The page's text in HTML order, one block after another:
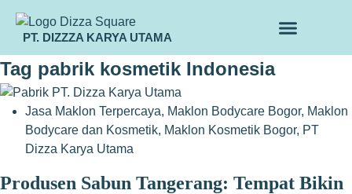
PT. DIZZZA KARYA UTAMA
Tag pabrik kosmetik Indonesia
Jasa Maklon Terpercaya, Maklon Bodycare Bogor, Maklon
Bodycare dan Kosmetik, Maklon Kosmetik Bogor, PT
Dizza Karya Utama
Produsen Sabun Tangerang: Tempat Bikin